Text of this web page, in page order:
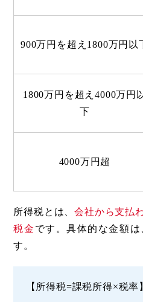
900万円を超え1800万円以
1800万円を超え4000万円
下
4000万円超
所得税とは、会社から支払
税金 です。具体的な金額
す。
【所得税=課税所得×税率